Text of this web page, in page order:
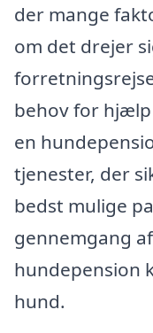
der mange
om det drejer
behov for
en
tjenester, der
bedst mulige
gennemgang
hundepension
hund.